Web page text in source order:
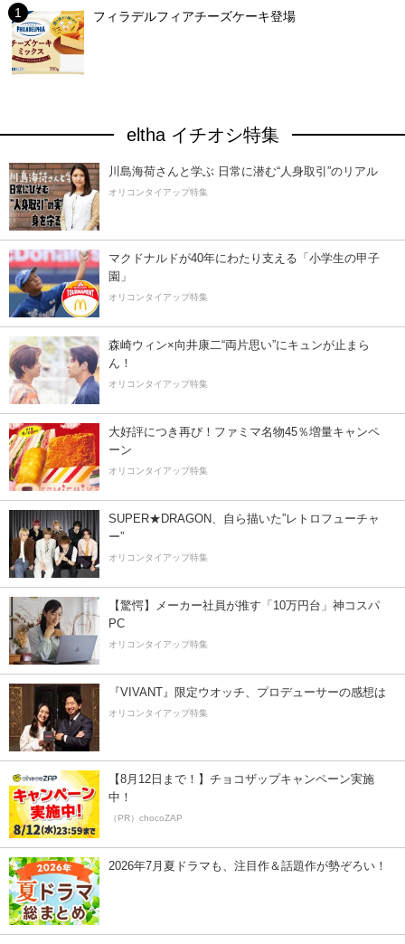
フィラデルフィアチーズケーキ登場
eltha イチオシ特集
川島海荷さんと学ぶ 日常に潜む“人身取引”のリアル
オリコンタイアップ特集
マクドナルドが40年にわたり支える「小学生の甲子
園」
オリコンタイアップ特集
森崎ウィン×向井康二“両片思い”にキュンが止まら
ん！
オリコンタイアップ特集
大好評につき再び！ファミマ名物45％増量キャンペ
ーン
オリコンタイアップ特集
SUPER★DRAGON、自ら描いた”レトロフューチャ
ー”
オリコンタイアップ特集
【驚愕】メーカー社員が推す「10万円台」神コスパ
PC
オリコンタイアップ特集
『VIVANT』限定ウオッチ、プロデューサーの感想は
オリコンタイアップ特集
【8月12日まで！】チョコザップキャンペーン実施
中！
（PR）chocoZAP
2026年7月夏ドラマも、注目作＆話題作が勢ぞろい！